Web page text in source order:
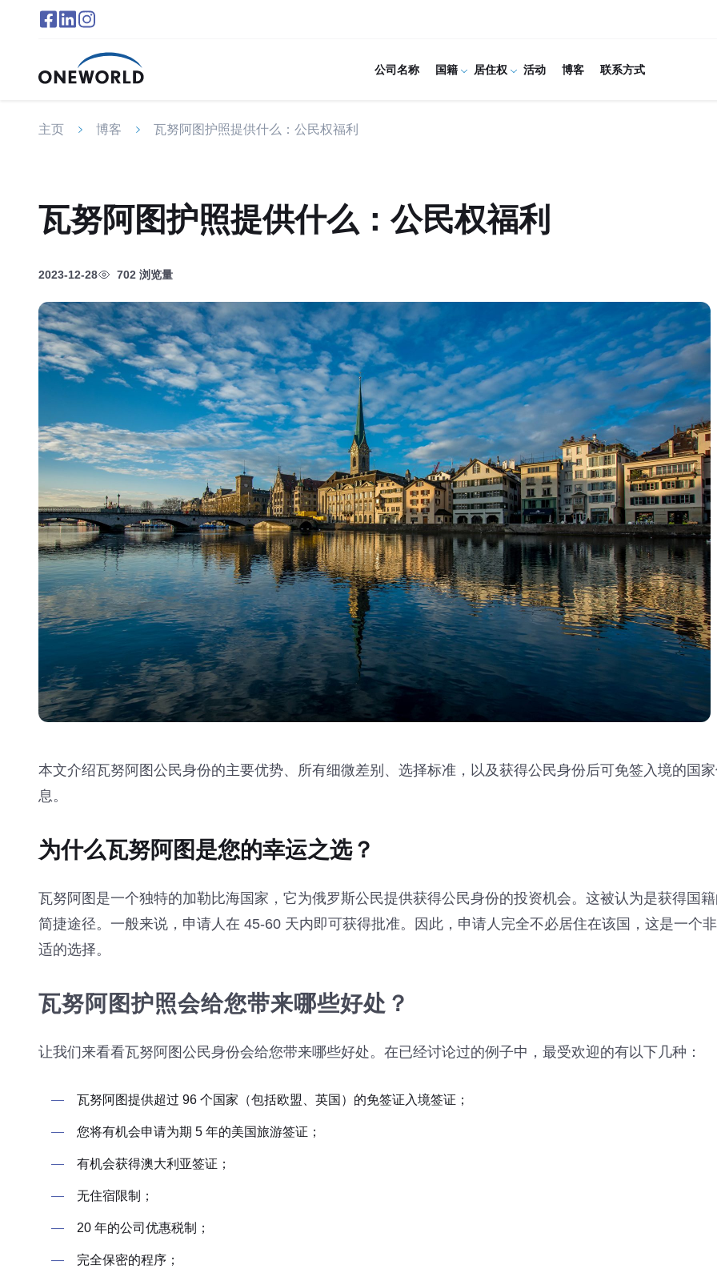
公司名称 国籍 居住权 活动 博客 联系方式
主页 博客 瓦努阿图护照提供什么：公民权福利
瓦努阿图护照提供什么：公民权福利
2023-12-28 702 浏览量
本文介绍瓦努阿图公民身份的主要优势、所有细微差别、选择标准，以及获得公民身份后可免签入境的国
息。
为什么瓦努阿图是您的幸运之选？
瓦努阿图是一个独特的加勒比海国家，它为俄罗斯公民提供获得公民身份的投资机会。这被认为是获得国
简捷途径。一般来说，申请人在 45-60 天内即可获得批准。因此，申请人完全不必居住在该国，这是一个
适的选择。
瓦努阿图护照会给您带来哪些好处？
让我们来看看瓦努阿图公民身份会给您带来哪些好处。在已经讨论过的例子中，最受欢迎的有以下几种：
瓦努阿图提供超过 96 个国家（包括欧盟、英国）的免签证入境签证；
您将有机会申请为期 5 年的美国旅游签证；
有机会获得澳大利亚签证；
无住宿限制；
20 年的公司优惠税制；
完全保密的程序；